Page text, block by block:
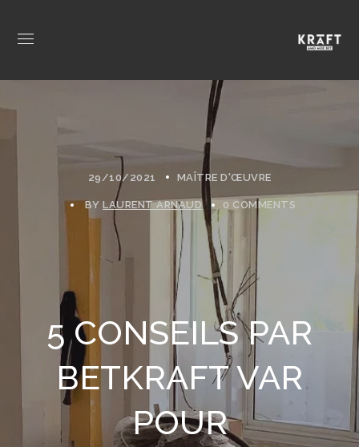
29/10/2021 MAÎTRE D'ŒUVRE
BY LAURENT ARNAUD 0 COMMENTS
5 CONSEILS PAR
BETKRAFT VAR
POUR